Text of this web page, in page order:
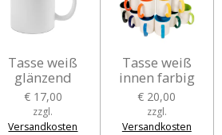
Tasse weiß
glänzend
€ 17,00
zzgl.
Versandkosten
Tasse weiß
innen farbig
€ 20,00
zzgl.
Versandkosten